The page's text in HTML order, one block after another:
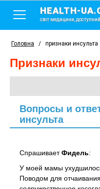
HEALTH-
світ медицини,
Головна / признаки инсульта
признаки
Вопросы и
инсульта
СпрашиваетФидель:
У моей мамы
Поводом для